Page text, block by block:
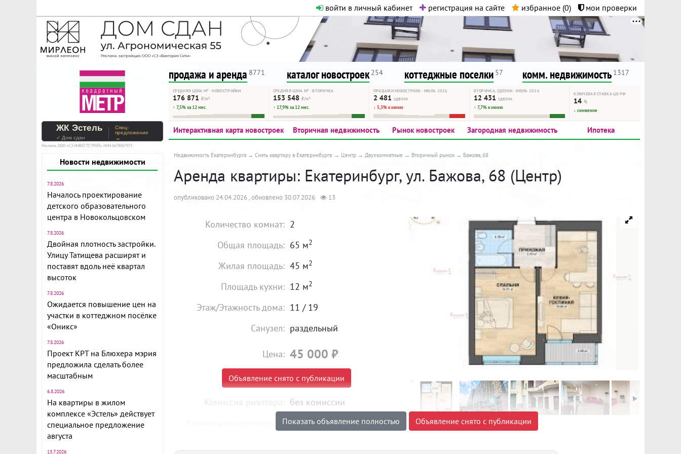
войти в личный кабинет регистрация на сайте избранное (0) мои проверки
На Метре реклама - только нормальная. Никакого шок-контента.
Помогайте независимому ресурсу, как он помогает вам. Удачи!
продажа и аренда 8771 каталог новостроек 254 коттеджные поселки 57 комм. недвижимость 1317
СРЕДНЯЯ ЦЕНА М² · НОВОСТРОЙКИ
176 871 ₽/м²
↑ 7,5% за 12 мес.
СРЕДНЯЯ ЦЕНА М² · ВТОРИЧКА
153 548 ₽/м²
↑ 17,9% за 12 мес.
ПРОДАЖИ НОВОСТРОЕК · ИЮЛЬ 2026
2 481 сделок
↓ 5,3% к июню
ВТОРИЧКА, СДЕЛКИ · ИЮЛЬ 2026
12 431 сделок
↑ 7,7% к июню
КЛЮЧЕВАЯ СТАВКА ЦБ РФ
14%
↓ снижение
ЖК Эстель
✓ Дом сдан
Спец-
предложение
→
Реклама. ООО «СЗ ИНВЕСТСТРОЙ», ИНН 6678067973
Новости недвижимости
7.8.2026
Началось проектирование
детского образовательного
центра в Новокольцовском
7.8.2026
Двойная плотность застройки.
Улицу Татищева расширят и
поставят вдоль неё квартал
высоток
7.8.2026
Ожидается повышение цен на
участки в коттеджном посёлке
«Оникс»
7.8.2026
Проект КРТ на Блюхера мэрия
предложила сделать более
масштабным
6.8.2026
На квартиры в жилом
комплексе «Эстель» действует
специальное предложение
августа
13.7.2026
Интерактивная карта новостроек Вторичная недвижимость Рынок новостроек Загородная недвижимость Ипотека
Недвижимость Екатеринбурга Снять квартиру в Екатеринбурге Центр Двухкомнатные Вторичный рынок Бажова, 68
Аренда квартиры: Екатеринбург, ул. Бажова, 68 (Центр)
опубликовано 24.04.2026 , обновлено 30.07.2026 13
Количество комнат: 2
Общая площадь: 65 м2
Жилая площадь: 45 м2
Площадь кухни: 12 м2
Этаж/Этажность дома: 11 / 19
Санузел: раздельный
Цена: 45 000 ₽
Объявление снято с публикации
Комиссия риэлтора:
без комиссии
Коммунальные платежи: оплачиваются отдельно
Объект № 198880. Сдам на длительный срок 2-х
Показать объявление полностью Объявление снято с публикации